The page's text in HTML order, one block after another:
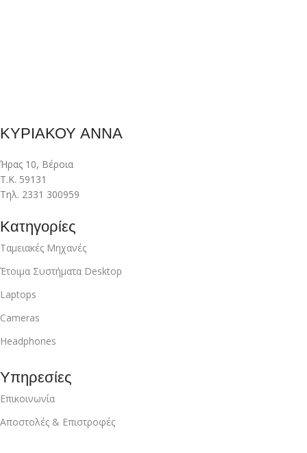
ΚΥΡΙΑΚΟΥ ΑΝΝΑ
Ήρας 10, Βέροια
Τ.Κ. 59131
Τηλ. 2331 300959
Κατηγορίες
Ταμειακές Μηχανές
Έτοιμα Συστήματα Desktop
Laptops
Cameras
Headphones
Υπηρεσίες
Επικοινωνία
Αποστολές & Επιστροφές